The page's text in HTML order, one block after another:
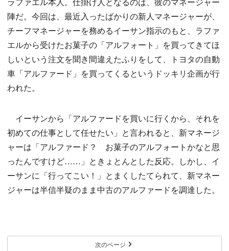
陣だ。今回は、最近入ったばかりの新人マネージャーが、
チーフマネージャーを務めるイーサン指示のもと、ラファ
エルから受けたお菓子の「アルフォート」を買ってきてほ
しいという注文を聞き間違えたふりをして、トヨタの自動
車「アルファード」を買ってくるというドッキリ企画が行
われた。
イーサンから「アルファードを買いに行くから、それを
初めての仕事として任せたい」と言われると、新マネージ
ャーは「アルファード？ お菓子のアルフォートかなと思
ったんですけど……」ときょとんとした反応。しかし、イ
ーサンに「行ってこい！」とまくしたてられて、新マネー
ジャーは半信半疑のまま中古のアルファードを調達した。
次のページ